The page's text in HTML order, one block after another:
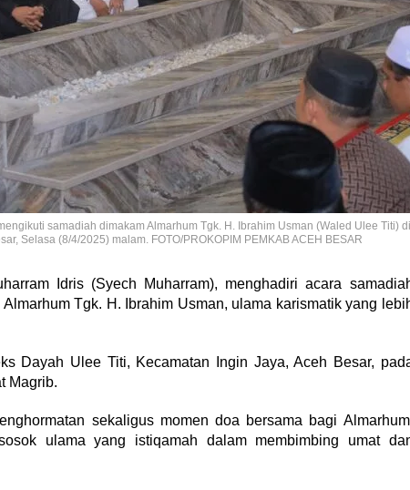
samadiah dimakam Almarhum Tgk. H. Ibrahim Usman (Waled Ulee Titi) di
Selasa (8/4/2025) malam. FOTO/PROKOPIM PEMKAB ACEH BESAR
Idris (Syech Muharram), menghadiri acara
Tgk. H. Ibrahim Usman, ulama karismatik yang
Dayah Ulee Titi, Kecamatan Ingin Jaya, Aceh Besar,
Magrib.
sekaligus momen doa bersama bagi
ulama yang istiqamah dalam membimbing umat